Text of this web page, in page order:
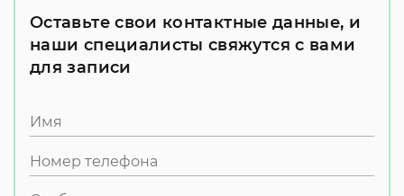
Оставьте свои контактные данные, и
наши специалисты свяжутся с вами
для записи